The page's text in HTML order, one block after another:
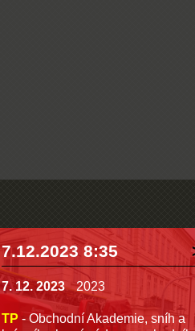
7.12.2023 8:35
7. 12. 2023 2023
TP - Obchodní Akademie, sníh a